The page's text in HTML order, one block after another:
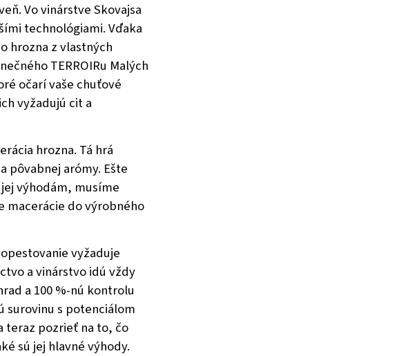
Vo vinárstve Skovajsa
technológiami. Vďaka
hrozna z vlastných
TERROIRu Malých
očarí vaše chuťové
vyžadujú cit a
hrozna. Tá hrá
pôvabnej arómy. Ešte
výhodám, musíme
do výrobného
vyžaduje
a vinárstvo idú vždy
a 100 %-nú kontrolu
surovinu s potenciálom
teraz pozrieť na to, čo
sú jej hlavné výhody.